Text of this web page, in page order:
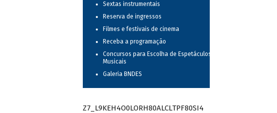
Sextas instrumentais
Reserva de ingressos
Filmes e festivais de cinema
Receba a programação
Concursos para Escolha de Espetáculos
Musicais
Galeria BNDES
Z7_L9KEH4O0LORH80ALCLTPF80SI4